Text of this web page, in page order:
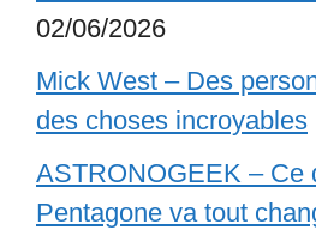
02/06/2026
Mick West – Des
des choses incroyables
ASTRONOGEEK – Ce
Pentagone va tout